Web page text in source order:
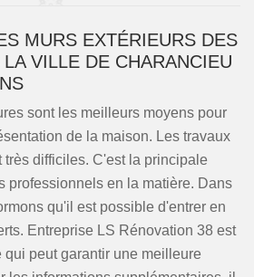
MURS EXTÉRIEURS DES
VILLE DE CHARANCIEU
sont les meilleurs moyens pour
de la maison. Les travaux
difficiles. C'est la principale
professionnels en la matière. Dans
qu'il est possible d'entrer en
Entreprise LS Rénovation 38 est
peut garantir une meilleure